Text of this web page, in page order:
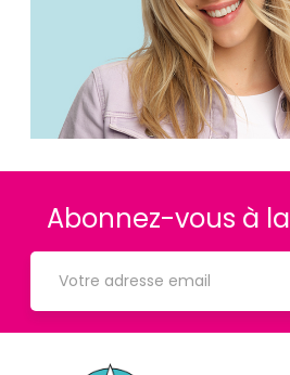
Abonnez-vous à la